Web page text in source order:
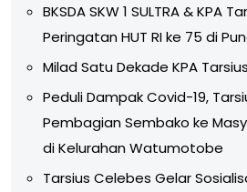
BKSDA SKW 1 SULTRA & KPA
Peringatan HUT RI ke 75 di
Milad Satu Dekade KPA
Peduli Dampak Covid-19,
Pembagian Sembako ke
di Kelurahan Watumotobe
Tarsius Celebes Gelar